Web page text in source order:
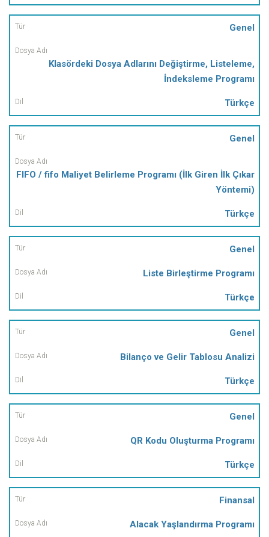
Genel
Klasördeki Dosya Adlarını Değiştirme, Listeleme,
İndeksleme Programı
Türkçe
Genel
FIFO / fifo Maliyet Belirleme Programı (İlk Giren İlk Çıkar
Yöntemi)
Türkçe
Genel
Liste Birleştirme Programı
Türkçe
Genel
Bilanço ve Gelir Tablosu Analizi
Türkçe
Genel
QR Kodu Oluşturma Programı
Türkçe
Finansal
Alacak Yaşlandırma Programı